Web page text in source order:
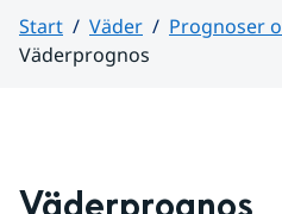
Start Väder
Prognoser
Väderprognos